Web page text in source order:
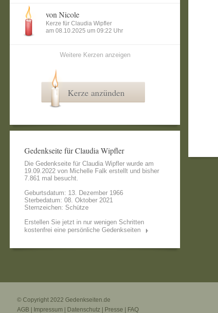
von Nicole
Kerze für Claudia Wipfler
am 08.10.2025 um 09:22 Uhr
Weitere Kerzen anzeigen
Kerze anzünden
Gedenkseite für Claudia Wipfler
Die Gedenkseite für Claudia Wipfler wurde am
19.09.2022 von Michelle Falk erstellt und bisher
7.861 mal besucht.
Geburtsdatum: 13. Dezember 1966
Sterbedatum: 08. Oktober 2021
Sternzeichen: Schütze
Erstellen Sie jetzt in nur wenigen Schritten
kostenfrei eine persönliche Gedenkseiten
© Copyright 2022 Gedenkseiten.de
AGB
Impressum Datenschutz Presse
FAQ